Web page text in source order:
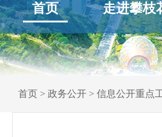
首页 走进攀枝
首页 > 政务公开 > 信息公开重点